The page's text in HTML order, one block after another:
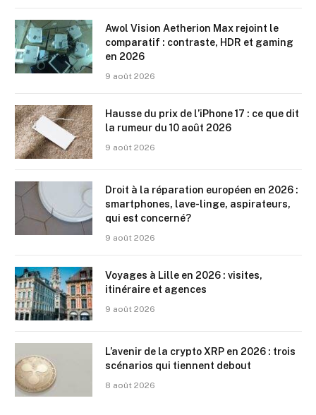
Awol Vision Aetherion Max rejoint le
comparatif : contraste, HDR et gaming
en 2026
9 août 2026
Hausse du prix de l’iPhone 17 : ce que dit
la rumeur du 10 août 2026
9 août 2026
Droit à la réparation européen en 2026 :
smartphones, lave-linge, aspirateurs,
qui est concerné?
9 août 2026
Voyages à Lille en 2026 : visites,
itinéraire et agences
9 août 2026
L’avenir de la crypto XRP en 2026 : trois
scénarios qui tiennent debout
8 août 2026